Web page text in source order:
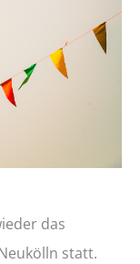
das
statt.